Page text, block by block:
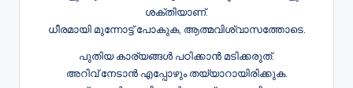
ശക്തിയാണ്.
ധീരമായി മുന്നോട്ട് പോകുക, ആത്മവിശ്വാസത്തോടെ.
പുതിയ കാര്യങ്ങൾ പഠിക്കാൻ മടിക്കരുത്.
അറിവ് നേടാൻ എപ്പോഴും തയ്യാറായിരിക്കുക.